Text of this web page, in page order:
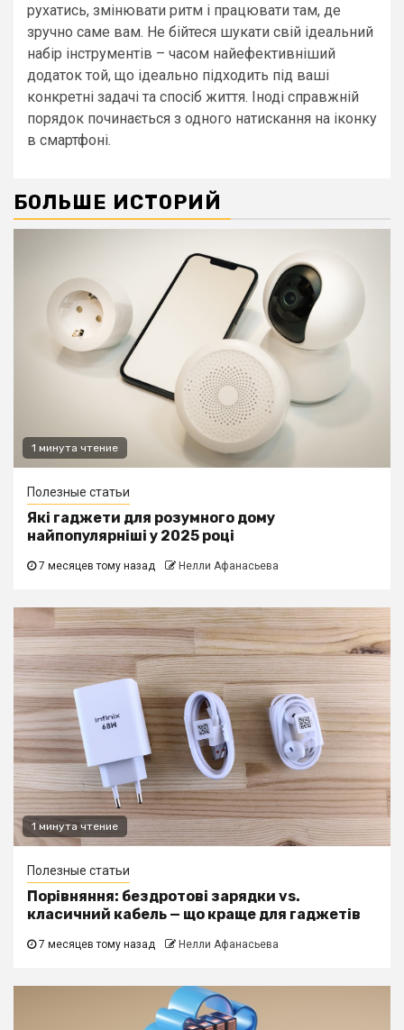
рухатись, змінювати ритм і працювати там, де
зручно саме вам. Не бійтеся шукати свій ідеальний
набір інструментів – часом найефективніший
додаток той, що ідеально підходить під ваші
конкретні задачі та спосіб життя. Іноді справжній
порядок починається з одного натискання на іконку
в смартфоні.
БОЛЬШЕ ИСТОРИЙ
1 минута чтение
Полезные статьи
Які гаджети для розумного дому
найпопулярніші у 2025 році
7 месяцев тому назад Нелли Афанасьева
1 минута чтение
Полезные статьи
Порівняння: бездротові зарядки vs.
класичний кабель — що краще для гаджетів
7 месяцев тому назад Нелли Афанасьева